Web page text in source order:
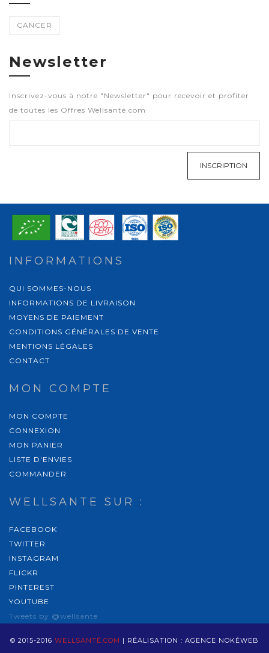
CANCER
Newsletter
Inscrivez-vous à notre "Newsletter" pour recevoir et profiter
de toutes les Offres Wellsanté.com
INSCRIPTION
INFORMATIONS
QUI SOMMES-NOUS
INFORMATIONS DE LIVRAISON
MOYENS DE PAIEMENT
CONDITIONS GÉNÉRALES DE VENTE
MENTIONS LÉGALES
CONTACT
MON COMPTE
MON COMPTE
CONNEXION
MON PANIER
LISTE D'ENVIES
COMMANDER
WELLSANTE SUR :
FACEBOOK
TWITTER
INSTAGRAM
FLICKR
PINTEREST
YOUTUBE
Tweets by @wellsante
© 2015-2016 WELLSANTÉ.COM | RÉALISATION : AGENCE NOKÉWEB